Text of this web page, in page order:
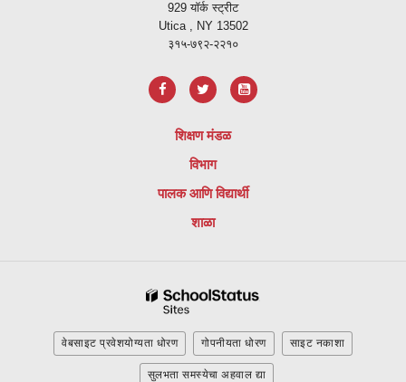
929 यॉर्क स्ट्रीट
Utica , NY 13502
३१५-७९२-२२१०
शिक्षण मंडळ
विभाग
पालक आणि विद्यार्थी
शाळा
वेबसाइट प्रवेशयोग्यता धोरण गोपनीयता धोरण साइट नकाशा
सुलभता समस्येचा अहवाल द्या